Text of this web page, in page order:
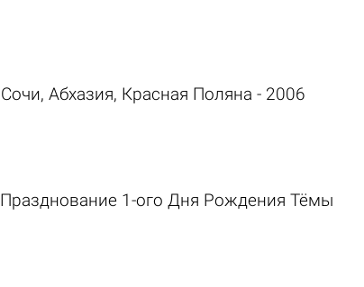
Сочи, Абхазия, Красная Поляна - 2006
Празднование 1-ого Дня Рождения Тёмы